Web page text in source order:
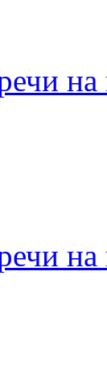
на
на